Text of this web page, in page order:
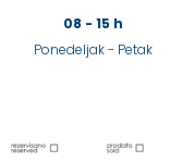
08 - 15 h
Ponedeljak - Petak